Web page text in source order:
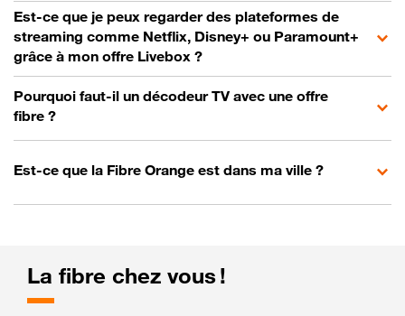
Est-ce que je peux regarder des plateformes de
streaming comme Netflix, Disney+ ou Paramount+
grâce à mon offre Livebox ?
Pourquoi faut-il un décodeur TV avec une offre
fibre ?
Est-ce que la Fibre Orange est dans ma ville ?
La fibre chez vous !